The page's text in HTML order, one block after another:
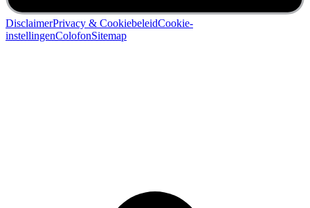
DisclaimerPrivacy & Cookiebeleid